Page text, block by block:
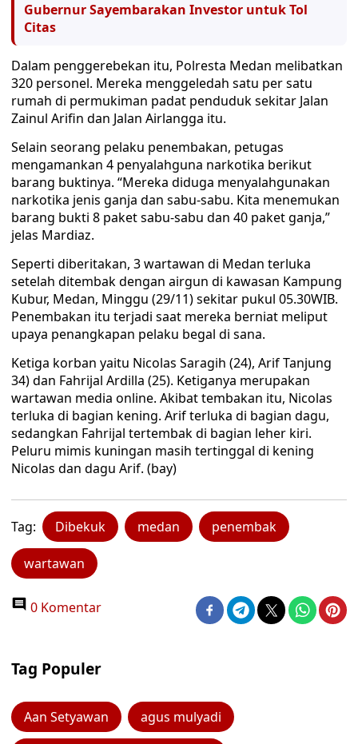
Gubernur Sayembarakan Investor untuk Tol
Citas
Dalam penggerebekan itu, Polresta Medan melibatkan
320 personel. Mereka menggeledah satu per satu
rumah di permukiman padat penduduk sekitar Jalan
Zainul Arifin dan Jalan Airlangga itu.
Selain seorang pelaku penembakan, petugas
mengamankan 4 penyalahguna narkotika berikut
barang buktinya. “Mereka diduga menyalahgunakan
narkotika jenis ganja dan sabu-sabu. Kita menemukan
barang bukti 8 paket sabu-sabu dan 40 paket ganja,”
jelas Mardiaz.
Seperti diberitakan, 3 wartawan di Medan terluka
setelah ditembak dengan airgun di kawasan Kampung
Kubur, Medan, Minggu (29/11) sekitar pukul 05.30WIB.
Penembakan itu terjadi saat mereka berniat meliput
upaya penangkapan pelaku begal di sana.
Ketiga korban yaitu Nicolas Saragih (24), Arif Tanjung
34) dan Fahrijal Ardilla (25). Ketiganya merupakan
wartawan media online. Akibat tembakan itu, Nicolas
terluka di bagian kening. Arif terluka di bagian dagu,
sedangkan Fahrijal tertembak di bagian leher kiri.
Peluru mimis kuningan masih tertinggal di kening
Nicolas dan dagu Arif. (bay)
Tag: Dibekuk medan penembak
wartawan
0 Komentar
Tag Populer
Aan Setyawan agus mulyadi